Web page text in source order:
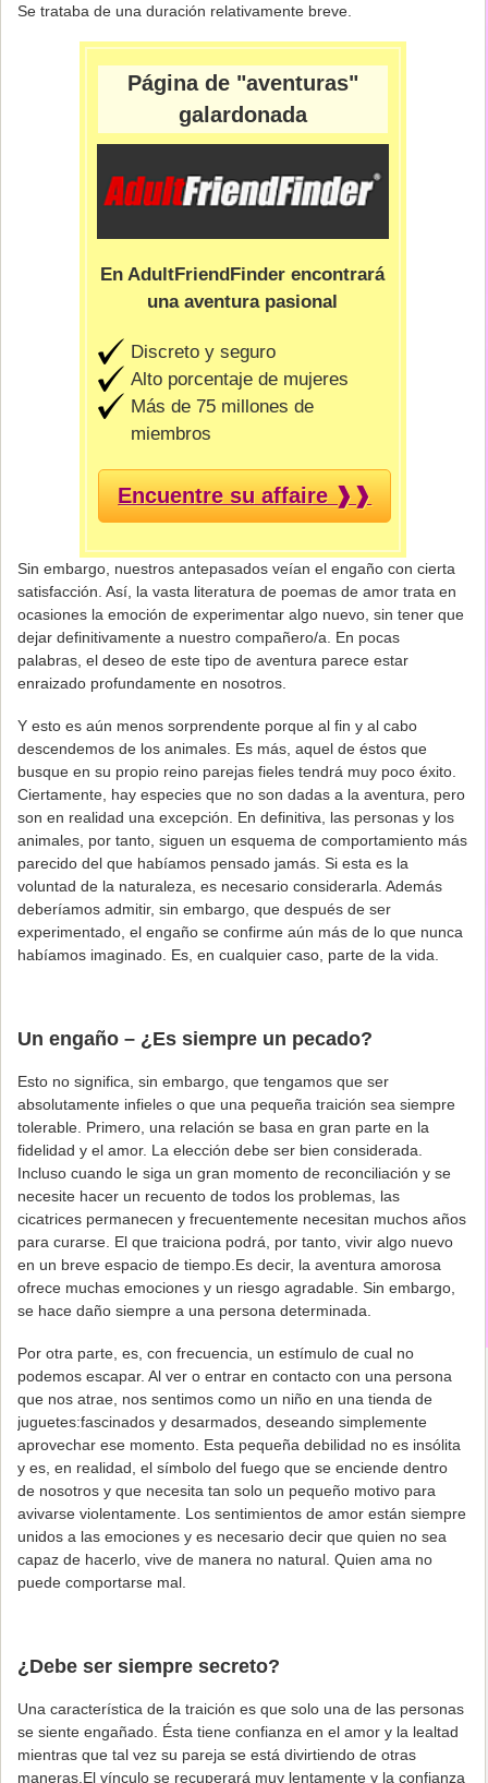
Se trataba de una duración relativamente breve.
Página de "aventuras"
galardonada
En AdultFriendFinder encontrará
una aventura pasional
Discreto y seguro
Alto porcentaje de mujeres
Más de 75 millones de
miembros
Encuentre su affaire ❱❱
Sin embargo, nuestros antepasados veían el engaño con cierta
satisfacción. Así, la vasta literatura de poemas de amor trata en
ocasiones la emoción de experimentar algo nuevo, sin tener que
dejar definitivamente a nuestro compañero/a. En pocas
palabras, el deseo de este tipo de aventura parece estar
enraizado profundamente en nosotros.
Y esto es aún menos sorprendente porque al fin y al cabo
descendemos de los animales. Es más, aquel de éstos que
busque en su propio reino parejas fieles tendrá muy poco éxito.
Ciertamente, hay especies que no son dadas a la aventura, pero
son en realidad una excepción. En definitiva, las personas y los
animales, por tanto, siguen un esquema de comportamiento más
parecido del que habíamos pensado jamás. Si esta es la
voluntad de la naturaleza, es necesario considerarla. Además
deberíamos admitir, sin embargo, que después de ser
experimentado, el engaño se confirme aún más de lo que nunca
habíamos imaginado. Es, en cualquier caso, parte de la vida.
Un engaño – ¿Es siempre un pecado?
Esto no significa, sin embargo, que tengamos que ser
absolutamente infieles o que una pequeña traición sea siempre
tolerable. Primero, una relación se basa en gran parte en la
fidelidad y el amor. La elección debe ser bien considerada.
Incluso cuando le siga un gran momento de reconciliación y se
necesite hacer un recuento de todos los problemas, las
cicatrices permanecen y frecuentemente necesitan muchos años
para curarse. El que traiciona podrá, por tanto, vivir algo nuevo
en un breve espacio de tiempo.Es decir, la aventura amorosa
ofrece muchas emociones y un riesgo agradable. Sin embargo,
se hace daño siempre a una persona determinada.
Por otra parte, es, con frecuencia, un estímulo de cual no
podemos escapar. Al ver o entrar en contacto con una persona
que nos atrae, nos sentimos como un niño en una tienda de
juguetes:fascinados y desarmados, deseando simplemente
aprovechar ese momento. Esta pequeña debilidad no es insólita
y es, en realidad, el símbolo del fuego que se enciende dentro
de nosotros y que necesita tan solo un pequeño motivo para
avivarse violentamente. Los sentimientos de amor están siempre
unidos a las emociones y es necesario decir que quien no sea
capaz de hacerlo, vive de manera no natural. Quien ama no
puede comportarse mal.
¿Debe ser siempre secreto?
Una característica de la traición es que solo una de las personas
se siente engañado. Ésta tiene confianza en el amor y la lealtad
mientras que tal vez su pareja se está divirtiendo de otras
maneras.El vínculo se recuperará muy lentamente y la confianza